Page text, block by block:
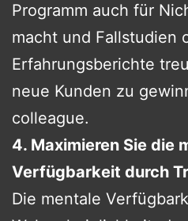
Programm auch für
macht und Fallstudien
Erfahrungsberichte
neue Kunden zu
colleague.
4. Maximieren Sie die
Verfügbarkeit durch
Die mentale